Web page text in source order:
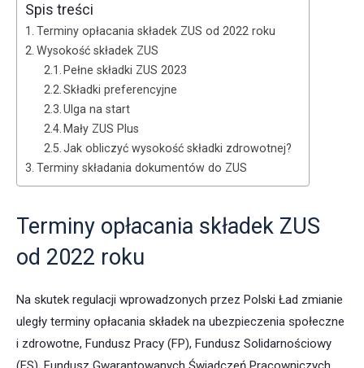
Spis treści
Terminy opłacania składek ZUS od 2022 roku
Wysokość składek ZUS
Pełne składki ZUS 2023
Składki preferencyjne
Ulga na start
Mały ZUS Plus
Jak obliczyć wysokość składki zdrowotnej?
Terminy składania dokumentów do ZUS
Terminy opłacania składek ZUS
od 2022 roku
Na skutek regulacji wprowadzonych przez Polski Ład zmianie
uległy terminy opłacania składek na ubezpieczenia społeczne
i zdrowotne, Fundusz Pracy (FP), Fundusz Solidarnościowy